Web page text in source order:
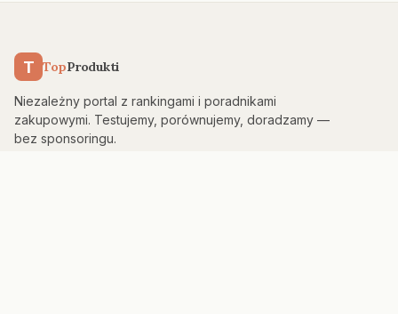
T TopProdukti
Niezależny portal z rankingami i poradnikami
zakupowymi. Testujemy, porównujemy, doradzamy —
bez sponsoringu.